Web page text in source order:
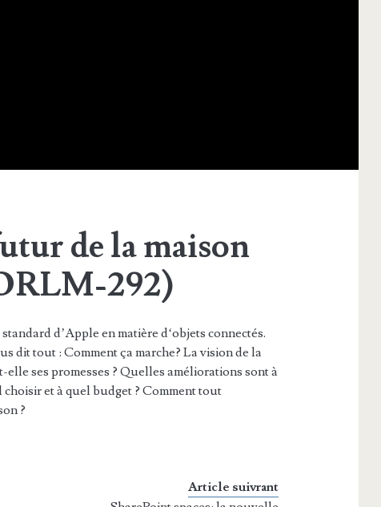
de la maison
292)
d’Apple en matière d‘objets connectés.
dit tout : Comment ça marche? La vision de la
ses promesses ? Quelles améliorations sont à
et à quel budget ? Comment tout
?
Article suivrant